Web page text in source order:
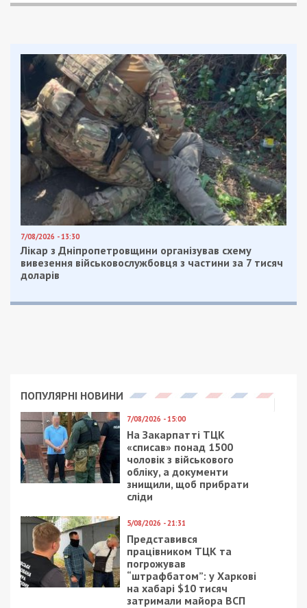
7/08/2026 - 13:30
Лікар з Дніпропетровщини організував схему
вивезення військовослужбовця з частини за 7 тисяч
доларів
ПОПУЛЯРНІ НОВИНИ
7/08/2026 - 15:00
На Закарпатті ТЦК
«списав» понад 1500
чоловік з військового
обліку, а документи
знищили, щоб прибрати
сліди
5/08/2026 - 21:31
Представився
працівником ТЦК та
погрожував
“штрафбатом”: у Харкові
на хабарі $10 тисяч
затримали майора ВСП